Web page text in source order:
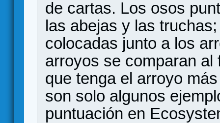
de cartas. Los osos
las abejas y las
colocadas junto a los
arroyos se comparan al
que tenga el arroyo
son solo algunos
puntuación en